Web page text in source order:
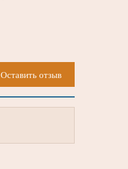
Оставить отзыв